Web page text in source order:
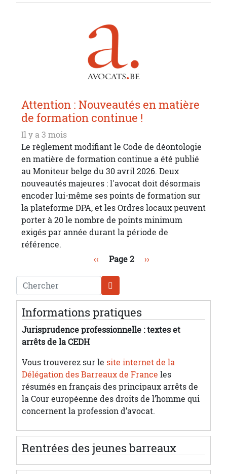
Attention : Nouveautés en matière
de formation continue !
Il y a 3 mois
Le règlement modifiant le Code de déontologie
en matière de formation continue a été publié
au Moniteur belge du 30 avril 2026. Deux
nouveautés majeures : l'avocat doit désormais
encoder lui-même ses points de formation sur
la plateforme DPA, et les Ordres locaux peuvent
porter à 20 le nombre de points minimum
exigés par année durant la période de
référence.
Page précédente
‹‹ Page 2 Page suivante
››
Chercher
Informations pratiques
Jurisprudence professionnelle : textes et
arrêts de la CEDH
Vous trouverez sur le site internet de la
Délégation des Barreaux de France les
résumés en français des principaux arrêts de
la Cour européenne des droits de l’homme qui
concernent la profession d’avocat.
Rentrées des jeunes barreaux